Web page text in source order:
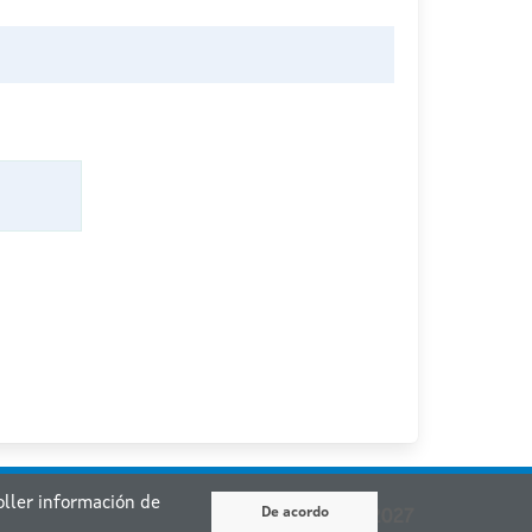
información de
De acordo